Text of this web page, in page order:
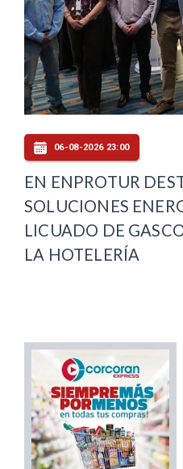
06-08-2026 23:00
EN ENPROTUR
SOLUCIONES
LICUADO DE
LA HOTELERÍA